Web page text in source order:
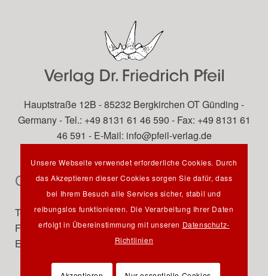
Hauptstraße 12B - 85232 Bergkirchen OT Günding -
Germany - Tel.: +49 8131 61 46 590 - Fax: +49 8131 61
46 591 - E-Mail: info@pfeil-verlag.de
Contact
Tel.: +49 89 742827-0
Fax: +49 89 7242772
E-Mail:
info@pfeil-verlag.de
Unsere Webseite verwendet erforderliche Cookies. Durch
das Akzeptieren dieser Cookies sorgen Sie dafür, dass
bei Ihrem Besuch alle Services sicher, stabil und
reibungslos funktionieren. Die Verarbeitung Ihrer Daten
erfolgt in Übereinstimmung mit unseren Datenschutz-
Richtlinien